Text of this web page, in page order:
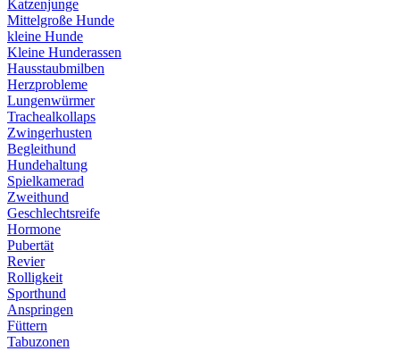
Katzenjunge
Mittelgroße Hunde
kleine Hunde
Kleine Hunderassen
Hausstaubmilben
Herzprobleme
Lungenwürmer
Trachealkollaps
Zwingerhusten
Begleithund
Hundehaltung
Spielkamerad
Zweithund
Geschlechtsreife
Hormone
Pubertät
Revier
Rolligkeit
Sporthund
Anspringen
Füttern
Tabuzonen